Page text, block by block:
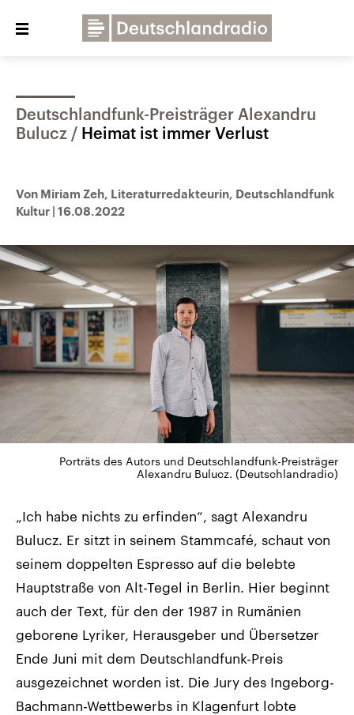
Close
Deutschlandfunk
Deutschlandfunk Kultur
Über uns Programme Presse
Dialog und Kontakt
Deutschlandfunk-Preisträger Alexandru
Bulucz
Heimat ist immer Verlust
Von Miriam Zeh, Literaturredakteurin, Deutschlandfunk
Kultur
16.08.2022
Porträts des Autors und Deutschlandfunk-Preisträger
Alexandru Bulucz. (Deutschlandradio)
„Ich habe nichts zu erfinden“, sagt Alexandru
Bulucz. Er sitzt in seinem Stammcafé, schaut von
seinem doppelten Espresso auf die belebte
Hauptstraße von Alt-Tegel in Berlin. Hier beginnt
auch der Text, für den der 1987 in Rumänien
geborene Lyriker, Herausgeber und Übersetzer
Ende Juni mit dem Deutschlandfunk-Preis
ausgezeichnet worden ist. Die Jury des Ingeborg-
Bachmann-Wettbewerbs in Klagenfurt lobte